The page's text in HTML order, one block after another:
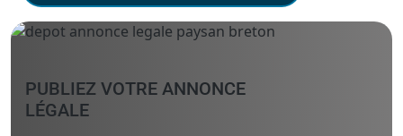
PUBLIEZ VOTRE ANNONCE
LÉGALE